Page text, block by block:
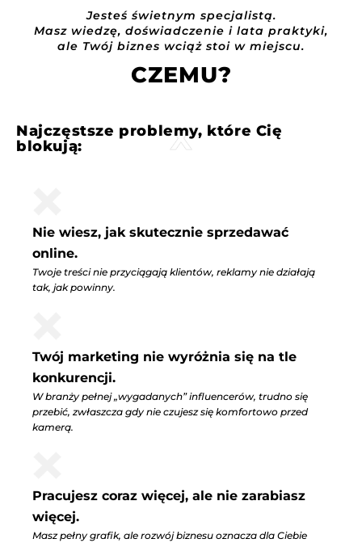
Jesteś świetnym specjalistą.
Masz wiedzę, doświadczenie i lata praktyki,
ale Twój biznes wciąż stoi w miejscu.
CZEMU?
Najczęstsze problemy, które Cię
blokują:
Nie wiesz, jak skutecznie sprzedawać
online.
Twoje treści nie przyciągają klientów, reklamy nie działają
tak, jak powinny.
Twój marketing nie wyróżnia się na tle
konkurencji.
W branży pełnej „wygadanych” influencerów, trudno się
przebić, zwłaszcza gdy nie czujesz się komfortowo przed
kamerą.
Pracujesz coraz więcej, ale nie zarabiasz
więcej.
Masz pełny grafik, ale rozwój biznesu oznacza dla Ciebie